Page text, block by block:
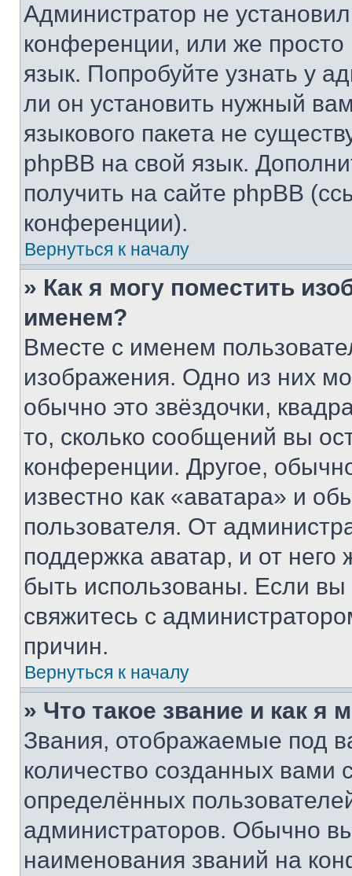
Администратор не
конференции, или же
язык. Попробуйте узнать у
ли он установить нужный
языкового пакета не
phpBB на свой язык.
получить на сайте phpBB
конференции).
Вернуться к началу
» Как я могу поместить
именем?
Вместе с именем
изображения. Одно из них
обычно это звёздочки,
то, сколько сообщений вы
конференции. Другое,
известно как «аватара» и
пользователя. От
поддержка аватар, и от него
быть использованы. Если
свяжитесь с
причин.
Вернуться к началу
» Что такое звание и как я
Звания, отображаемые под
количество созданных
определённых
администраторов. Обычно
наименования званий на